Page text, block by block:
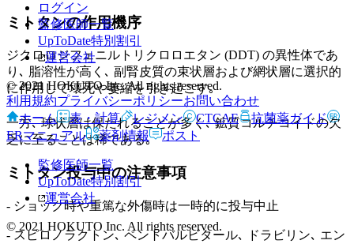
ログイン
監修医師一覧
UpToDate特別割引
運営会社
© 2021 HOKUTO Inc. All rights reserved.
利用規約プライバシーポリシーお問い合わせ
ホーム
表・計算 レジメン CTCAE
抗菌薬ガイド
ERマニュアル
薬剤情報 ポスト
監修医師一覧
UpToDate特別割引
運営会社
© 2021 HOKUTO Inc. All rights reserved.
ミトタンの作用機序
ジクロロジフェニルトリクロロエタン (DDT) の異性体であ
り､ 脂溶性が高く､ 副腎皮質の束状層および網状層に選択的
に作用して壊死や萎縮を引き起こす｡
一方､ 球状層は保たれることが多く､ 鉱質コルチコイドの欠
乏に至ることは稀である｡
ミトタン投与中の注意事項
- ショック時や重篤な外傷時は一時的に投与中止
- スピロノラクトン､ ペントバルビタール､ ドラビリン､ エン